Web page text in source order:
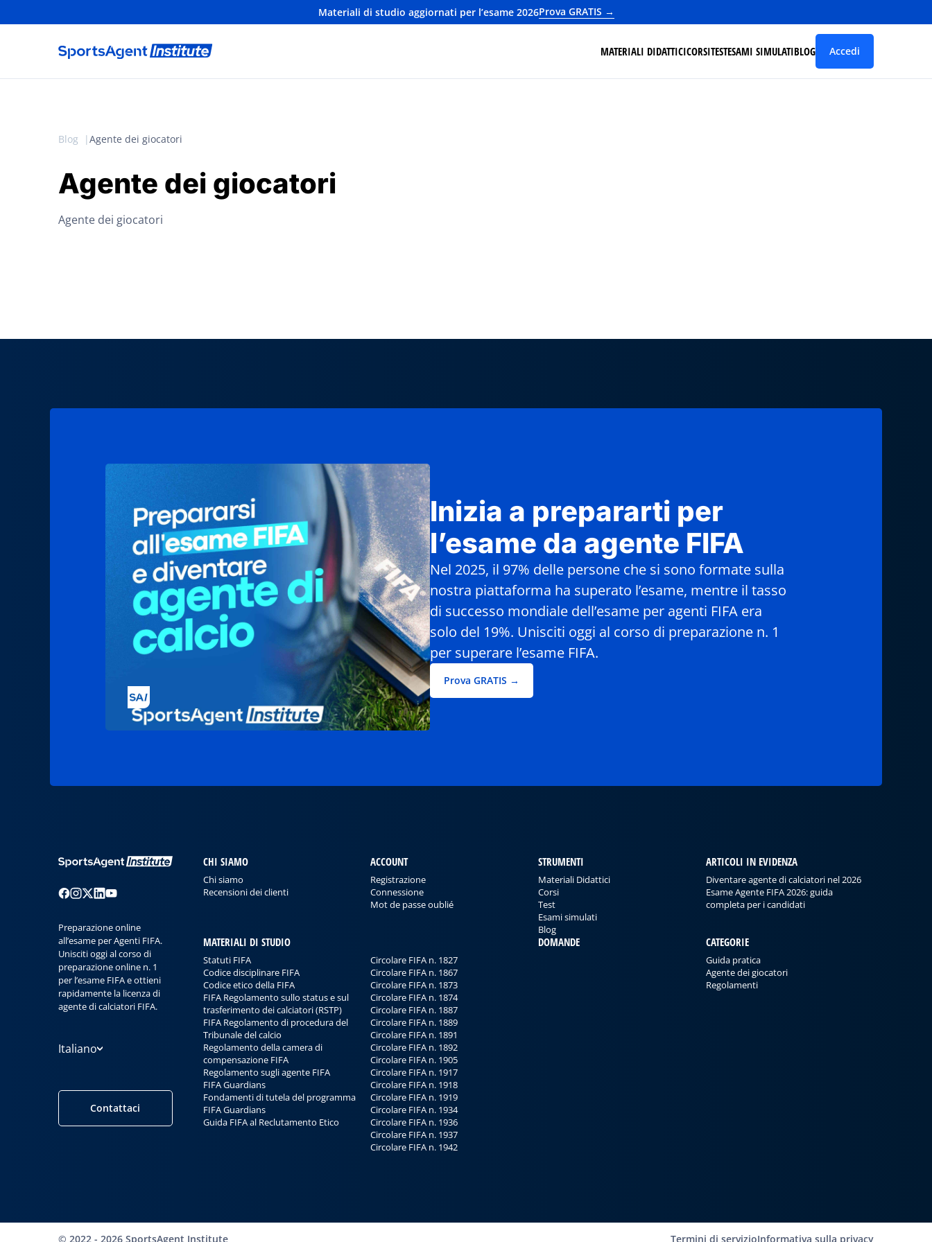
Materiali di studio aggiornati per l’esame 2026Prova GRATIS →
MATERIALI DIDATTICICORSITESTESAMI SIMULATIBLOG Accedi
Blog Agente dei giocatori
Agente dei giocatori
Agente dei giocatori
Inizia a prepararti per
l’esame da agente FIFA
Nel 2025, il 97% delle persone che si sono formate sulla
nostra piattaforma ha superato l’esame, mentre il tasso
di successo mondiale dell’esame per agenti FIFA era
solo del 19%. Unisciti oggi al corso di preparazione n. 1
per superare l’esame FIFA.
Prova GRATIS →
Preparazione online
all’esame per Agenti FIFA.
Unisciti oggi al corso di
preparazione online n. 1
per l’esame FIFA e ottieni
rapidamente la licenza di
agente di calciatori FIFA.
Italiano
Contattaci
CHI SIAMO
Chi siamo
Recensioni dei clienti
ACCOUNT
Registrazione
Connessione
Mot de passe oublié
STRUMENTI
Materiali Didattici
Corsi
Test
Esami simulati
Blog
ARTICOLI IN EVIDENZA
Diventare agente di calciatori nel 2026
Esame Agente FIFA 2026: guida
completa per i candidati
MATERIALI DI STUDIO
Statuti FIFA
Codice disciplinare FIFA
Codice etico della FIFA
FIFA Regolamento sullo status e sul
trasferimento dei calciatori (RSTP)
FIFA Regolamento di procedura del
Tribunale del calcio
Regolamento della camera di
compensazione FIFA
Regolamento sugli agente FIFA
FIFA Guardians
Fondamenti di tutela del programma
FIFA Guardians
Guida FIFA al Reclutamento Etico
Circolare FIFA n. 1827
Circolare FIFA n. 1867
Circolare FIFA n. 1873
Circolare FIFA n. 1874
Circolare FIFA n. 1887
Circolare FIFA n. 1889
Circolare FIFA n. 1891
Circolare FIFA n. 1892
Circolare FIFA n. 1905
Circolare FIFA n. 1917
Circolare FIFA n. 1918
Circolare FIFA n. 1919
Circolare FIFA n. 1934
Circolare FIFA n. 1936
Circolare FIFA n. 1937
Circolare FIFA n. 1942
DOMANDE CATEGORIE
Guida pratica
Agente dei giocatori
Regolamenti
© 2022 - 2026 SportsAgent Institute Termini di servizioInformativa sulla privacy